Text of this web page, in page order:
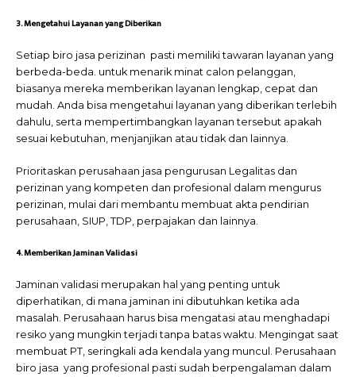
3. Mengetahui Layanan yang Diberikan
Setiap biro jasa perizinan pasti memiliki tawaran layanan yang
berbeda-beda. untuk menarik minat calon pelanggan,
biasanya mereka memberikan layanan lengkap, cepat dan
mudah. Anda bisa mengetahui layanan yang diberikan terlebih
dahulu, serta mempertimbangkan layanan tersebut apakah
sesuai kebutuhan, menjanjikan atau tidak dan lainnya.
Prioritaskan perusahaan jasa pengurusan Legalitas dan
perizinan yang kompeten dan profesional dalam mengurus
perizinan, mulai dari membantu membuat akta pendirian
perusahaan, SIUP, TDP, perpajakan dan lainnya.
4. Memberikan Jaminan Validasi
Jaminan validasi merupakan hal yang penting untuk
diperhatikan, di mana jaminan ini dibutuhkan ketika ada
masalah. Perusahaan harus bisa mengatasi atau menghadapi
resiko yang mungkin terjadi tanpa batas waktu. Mengingat saat
membuat PT, seringkali ada kendala yang muncul. Perusahaan
biro jasa yang profesional pasti sudah berpengalaman dalam